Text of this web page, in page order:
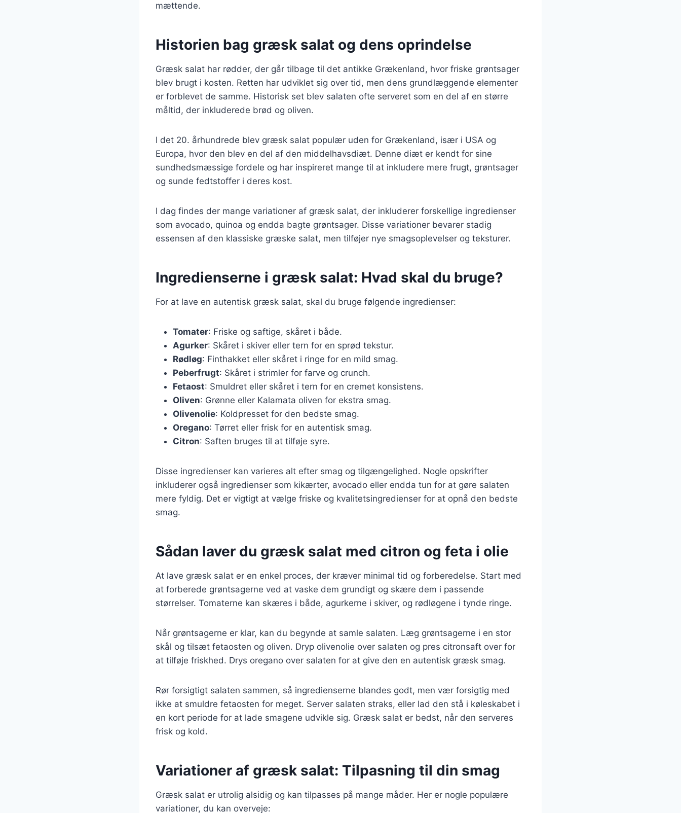
mættende.
Historien bag græsk salat og dens oprindelse
Græsk salat har rødder, der går tilbage til det antikke Grækenland, hvor friske grøntsager
blev brugt i kosten. Retten har udviklet sig over tid, men dens grundlæggende elementer
er forblevet de samme. Historisk set blev salaten ofte serveret som en del af en større
måltid, der inkluderede brød og oliven.
I det 20. århundrede blev græsk salat populær uden for Grækenland, især i USA og
Europa, hvor den blev en del af den middelhavsdiæt. Denne diæt er kendt for sine
sundhedsmæssige fordele og har inspireret mange til at inkludere mere frugt, grøntsager
og sunde fedtstoffer i deres kost.
I dag findes der mange variationer af græsk salat, der inkluderer forskellige ingredienser
som avocado, quinoa og endda bagte grøntsager. Disse variationer bevarer stadig
essensen af den klassiske græske salat, men tilføjer nye smagsoplevelser og teksturer.
Ingredienserne i græsk salat: Hvad skal du bruge?
For at lave en autentisk græsk salat, skal du bruge følgende ingredienser:
Tomater: Friske og saftige, skåret i både.
Agurker: Skåret i skiver eller tern for en sprød tekstur.
Rødløg: Finthakket eller skåret i ringe for en mild smag.
Peberfrugt: Skåret i strimler for farve og crunch.
Fetaost: Smuldret eller skåret i tern for en cremet konsistens.
Oliven: Grønne eller Kalamata oliven for ekstra smag.
Olivenolie: Koldpresset for den bedste smag.
Oregano: Tørret eller frisk for en autentisk smag.
Citron: Saften bruges til at tilføje syre.
Disse ingredienser kan varieres alt efter smag og tilgængelighed. Nogle opskrifter
inkluderer også ingredienser som kikærter, avocado eller endda tun for at gøre salaten
mere fyldig. Det er vigtigt at vælge friske og kvalitetsingredienser for at opnå den bedste
smag.
Sådan laver du græsk salat med citron og feta i olie
At lave græsk salat er en enkel proces, der kræver minimal tid og forberedelse. Start med
at forberede grøntsagerne ved at vaske dem grundigt og skære dem i passende
størrelser. Tomaterne kan skæres i både, agurkerne i skiver, og rødløgene i tynde ringe.
Når grøntsagerne er klar, kan du begynde at samle salaten. Læg grøntsagerne i en stor
skål og tilsæt fetaosten og oliven. Dryp olivenolie over salaten og pres citronsaft over for
at tilføje friskhed. Drys oregano over salaten for at give den en autentisk græsk smag.
Rør forsigtigt salaten sammen, så ingredienserne blandes godt, men vær forsigtig med
ikke at smuldre fetaosten for meget. Server salaten straks, eller lad den stå i køleskabet i
en kort periode for at lade smagene udvikle sig. Græsk salat er bedst, når den serveres
frisk og kold.
Variationer af græsk salat: Tilpasning til din smag
Græsk salat er utrolig alsidig og kan tilpasses på mange måder. Her er nogle populære
variationer, du kan overveje: